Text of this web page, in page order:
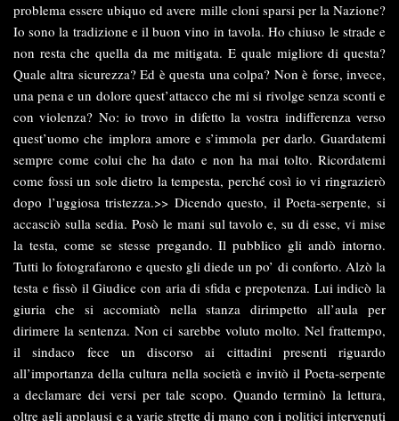
problema essere ubiquo ed avere mille cloni sparsi per la Nazione?
Io sono la tradizione e il buon vino in tavola. Ho chiuso le strade e
non resta che quella da me mitigata. E quale migliore di questa?
Quale altra sicurezza? Ed è questa una colpa? Non è forse, invece,
una pena e un dolore quest’attacco che mi si rivolge senza sconti e
con violenza? No: io trovo in difetto la vostra indifferenza verso
quest’uomo che implora amore e s’immola per darlo. Guardatemi
sempre come colui che ha dato e non ha mai tolto. Ricordatemi
come fossi un sole dietro la tempesta, perché così io vi ringrazierò
dopo l’uggiosa tristezza.>> Dicendo questo, il Poeta-serpente, si
accasciò sulla sedia. Posò le mani sul tavolo e, su di esse, vi mise
la testa, come se stesse pregando. Il pubblico gli andò intorno.
Tutti lo fotografarono e questo gli diede un po’ di conforto. Alzò la
testa e fissò il Giudice con aria di sfida e prepotenza. Lui indicò la
giuria che si accomiatò nella stanza dirimpetto all’aula per
dirimere la sentenza. Non ci sarebbe voluto molto. Nel frattempo,
il sindaco fece un discorso ai cittadini presenti riguardo
all’importanza della cultura nella società e invitò il Poeta-serpente
a declamare dei versi per tale scopo. Quando terminò la lettura,
oltre agli applausi e a varie strette di mano con i politici intervenuti